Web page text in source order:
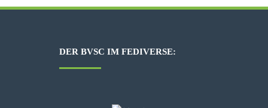
DER BVSC IM FEDIVERSE: